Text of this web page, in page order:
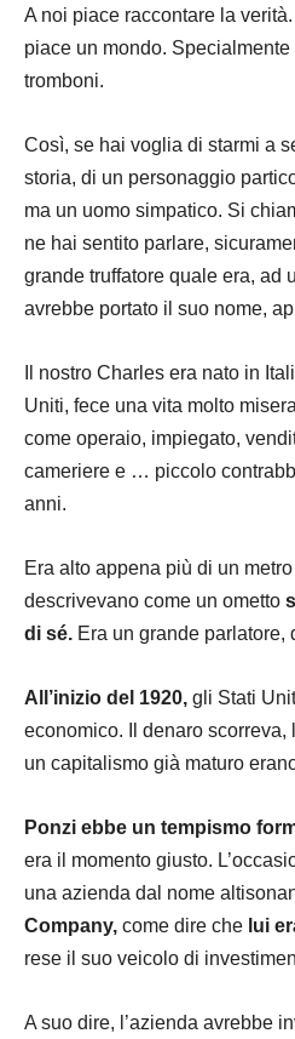
A noi piace raccontare la
piace un mondo.
tromboni.
Così, se hai voglia di starmi a
storia, di un personaggio
ma un uomo simpatico. Si
ne hai sentito parlare,
grande truffatore quale era, ad
avrebbe portato il suo nome,
Il nostro Charles era nato in
Uniti, fece una vita molto
come operaio, impiegato,
cameriere e … piccolo
anni.
Era alto appena più di un
descrivevano come un ometto
di sé. Era un grande parlatore,
All’inizio del 1920, gli Stati
economico. Il denaro
un capitalismo già maturo
Ponzi ebbe un tempismo
era il momento giusto.
una azienda dal nome
Company, come dire che lui
rese il suo veicolo di
A suo dire, l’azienda avrebbe